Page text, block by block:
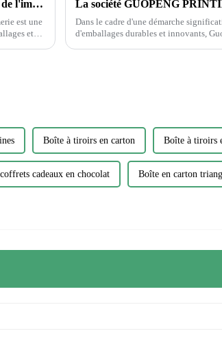
Protection de l'environnement dans l'industrie de l'emballage et de l'imprimerie
est une
Dans le cadre d'une démarche
d'emballages durables et innovants,
Boîte à tiroirs en carton Boîte à tiroirs
cadeaux en chocolat Boîte en carton